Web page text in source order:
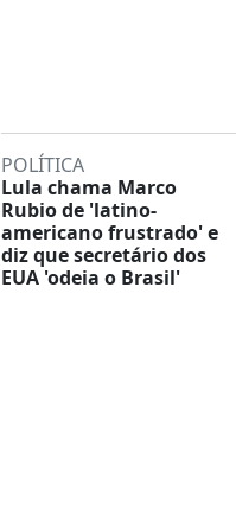
POLÍTICA
Lula chama Marco
Rubio de 'latino-
americano frustrado' e
diz que secretário dos
EUA 'odeia o Brasil'